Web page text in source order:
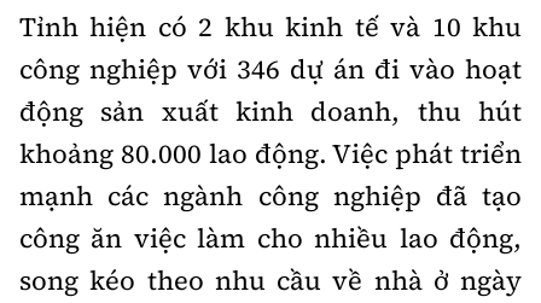
Cấm sao chép dưới mọi hình thức nếu không có sự
chấp thuận bằng văn bản.
Thông tin tòa soạn
Tỉnh hiện có 2 khu kinh tế và 10 khu
công nghiệp với 346 dự án đi vào hoạt
động sản xuất kinh doanh, thu hút
khoảng 80.000 lao động. Việc phát triển
mạnh các ngành công nghiệp đã tạo
công ăn việc làm cho nhiều lao động,
song kéo theo nhu cầu về nhà ở ngày